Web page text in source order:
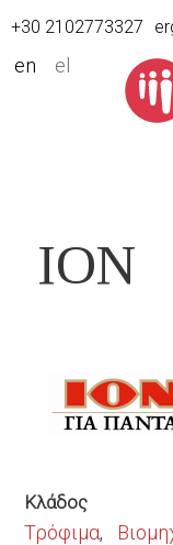
+30 2102773327
en el
ΙΟΝ
Κλάδος
Τρόφιμα